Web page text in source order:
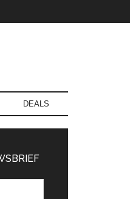
DEALS